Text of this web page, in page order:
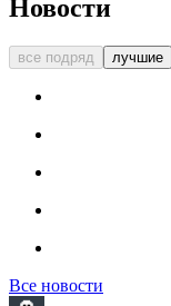
Новости
все подряд лучшие
Все новости